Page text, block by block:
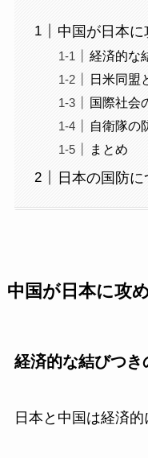
中国が日本
経済的な
日米同盟
国際社会
自衛隊の
まとめ
日本の国防
中国が日本に攻
経済的な結びつき
日本と中国は経済的